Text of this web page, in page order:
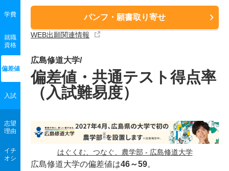
パンフ・願書取り寄せ
WEB出願関連情報
学費
就職
資格
偏差値
入試
志望
理由
イチ
オシ
広島修道大学/
偏差値・共通テスト得点率
（入試難易度）
はぐくむ、つなぐ、農学部 - 広島修道大学
広島修道大学の偏差値は46～59。